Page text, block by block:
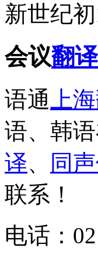
新世纪
会议翻
语通 上
语、韩
译、 同
联系！
电话：